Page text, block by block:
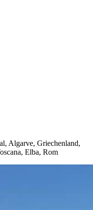
Algarve, Griechenland,
Elba, Rom